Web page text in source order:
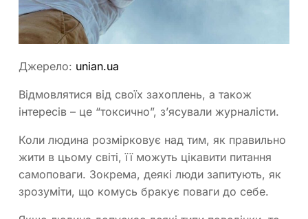
Джерело: unian.ua
Відмовлятися від своїх захоплень, а також
інтересів – це “токсично”, з’ясували журналісти.
Коли людина розмірковує над тим, як правильно
жити в цьому світі, її можуть цікавити питання
самоповаги. Зокрема, деякі люди запитують, як
зрозуміти, що комусь бракує поваги до себе.